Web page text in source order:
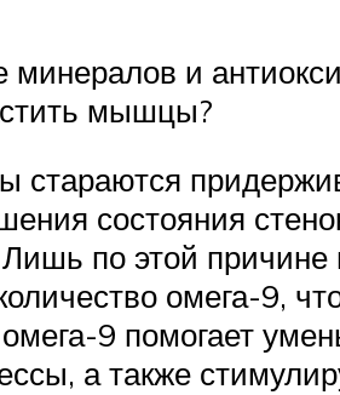
и
мышцы?
состояния
по этой причине
омега-9,
9 помогает
а также